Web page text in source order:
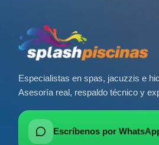
Especialistas en spas, jacuzzis e
Asesoría real, respaldo técnico y
Escríbenos por